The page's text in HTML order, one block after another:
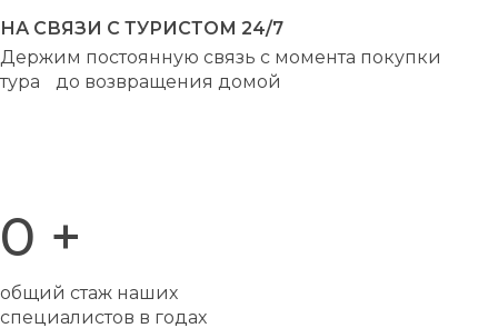
НА СВЯЗИ С ТУРИСТОМ 24/7
Держим постоянную связь с момента покупки
тура до возвращения домой
0 +
общий стаж наших
специалистов в годах